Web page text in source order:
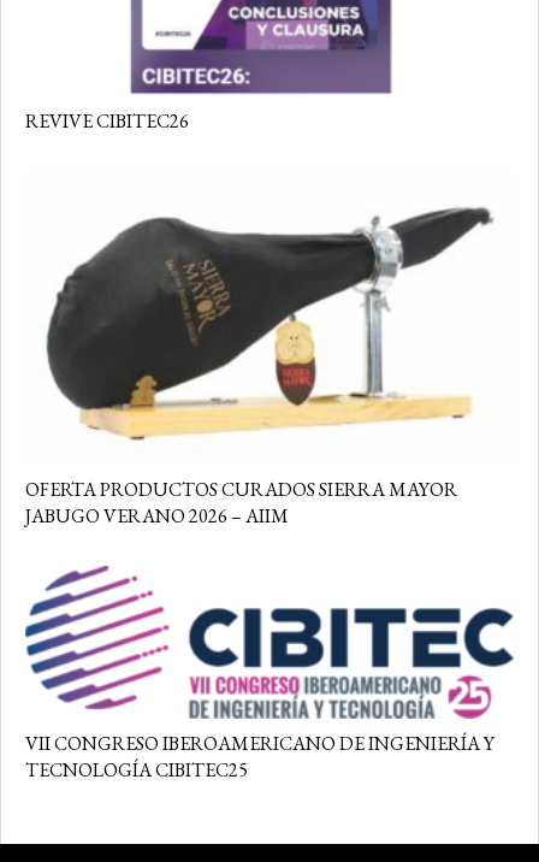
REVIVE CIBITEC26
OFERTA PRODUCTOS CURADOS SIERRA MAYOR
JABUGO VERANO 2026 – AIIM
VII CONGRESO IBEROAMERICANO DE INGENIERÍA Y
TECNOLOGÍA CIBITEC25